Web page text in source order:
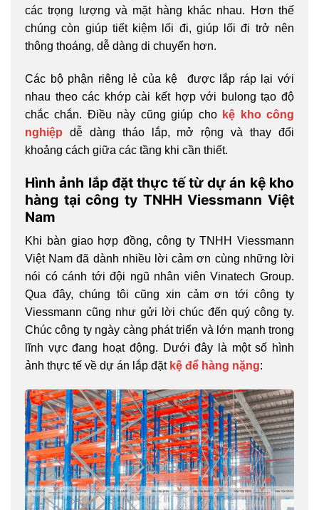
các trọng lượng và mặt hàng khác nhau. Hơn thế
chúng còn giúp tiết kiệm lối đi, giúp lối đi trở nên
thông thoáng, dễ dàng di chuyển hơn.
Các bộ phận riêng lẻ của kệ được lắp ráp lại với
nhau theo các khớp cài kết hợp với bulong tạo độ
chắc chắn. Điều này cũng giúp cho kệ kho công
nghiệp dễ dàng tháo lắp, mở rộng và thay đổi
khoảng cách giữa các tầng khi cần thiết.
Hình ảnh lắp đặt thực tế từ dự án kệ kho
hàng tại công ty TNHH Viessmann Việt
Nam
Khi bàn giao hợp đồng, công ty TNHH Viessmann
Việt Nam đã dành nhiều lời cảm ơn cùng những lời
nói có cánh tới đội ngũ nhân viên Vinatech Group.
Qua đây, chúng tôi cũng xin cảm ơn tới công ty
Viessmann cũng như gửi lời chúc đến quý công ty.
Chúc công ty ngày càng phát triển và lớn mạnh trong
lĩnh vực đang hoạt động. Dưới đây là một số hình
ảnh thực tế về dự án lắp đặt kệ để hàng nặng: